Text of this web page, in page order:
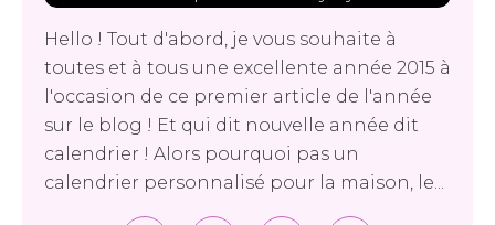
Hello ! Tout d'abord, je vous souhaite à
toutes et à tous une excellente année 2015 à
l'occasion de ce premier article de l'année
sur le blog ! Et qui dit nouvelle année dit
calendrier ! Alors pourquoi pas un
calendrier personnalisé pour la maison, le...